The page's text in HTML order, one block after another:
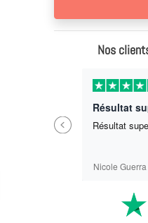
Nos
Previous
Résultat
Résultat
Nicole Guerra